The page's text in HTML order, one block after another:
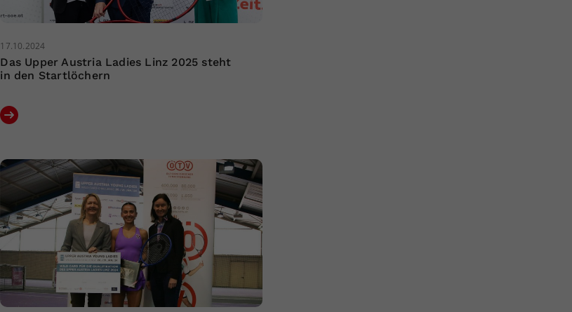
17.10.2024
Das Upper Austria Ladies Linz 2025 steht
in den Startlöchern